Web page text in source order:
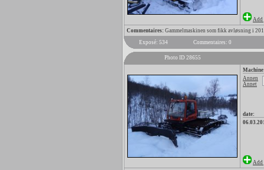
Add
Commentaires: Gammelmaskinen som fikk avløsning i
Exposé: 534
Commentaires: 0
Photo ID 28655
Annen
Annet
date:
Add